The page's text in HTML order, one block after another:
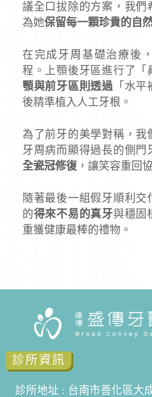
議全口拔除的方案，我們
為她保留每一顆珍貴的自
在完成牙周基礎治療後
程。上顎後牙區進行了「
顎與前牙區則透過「水平
後精準植入人工牙根。
為了前牙的美學對稱，我
牙周病而顯得過長的側門
全瓷冠修復 ，讓笑容重回
隨著最後一組假牙順利交
的得來不易的真牙與穩固
重獲健康最棒的禮物。
診所資訊
診所地址 : 台南市善化區大